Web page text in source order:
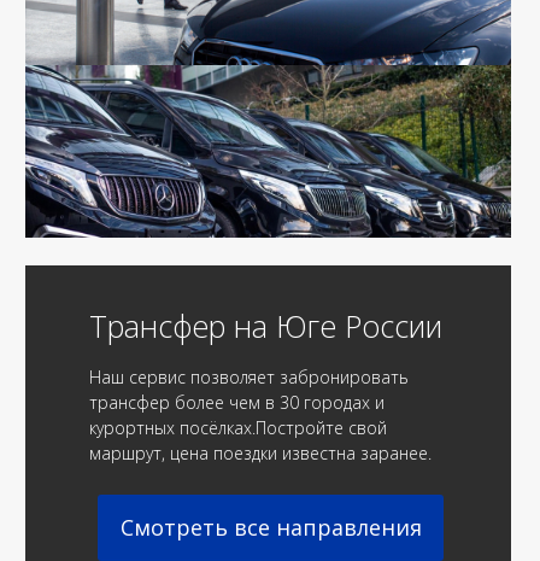
Трансфер на Юге России
Наш сервис позволяет забронировать
трансфер более чем в 30 городах и
курортных посёлках.Постройте свой
маршрут, цена поездки известна заранее.
Смотреть все направления